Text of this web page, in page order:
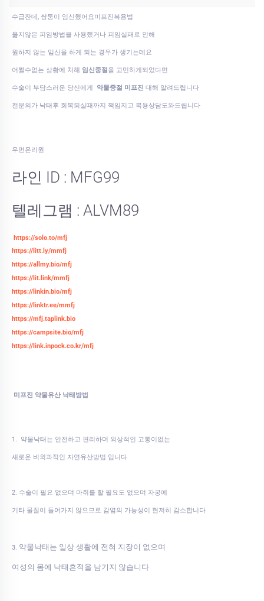
수급잔데, 쌍둥이 임신했어요미­프진복용법
옳지않은 피임방법을 사용했거나 피임실패로 인해
원하지 않는 임신을 하게 되는 경우가 생기는데요
어쩔수없는 상황에 처해 임신중절을 고민하게되었다면
수술이 부담스러운 당신에게 약물중절 미프진 대해 알려드립니다
전문의가 낙태후 회복되실때까지 책임지고 복용상담도와드립니다
우먼온리원
라인 ID : MFG99
텔레그램 : ALVM89
https://solo.to/mfj
https://litt.ly/mmfj
https://allmy.bio/mfj
https://lit.link/mmfj
https://linkin.bio/mfj
https://linktr.ee/mmfj
https://mfj.taplink.bio
https://campsite.bio/mfj
https://link.inpock.co.kr/mfj
미프진 약물유산 낙태방법
1. 약물낙태는 안전하고 편리하며 외상적인 고통이없는
새로운 비외과적인 자연유산방법 입니다
2. 수술이 필요 없으며 마취를 할 필요도 없으며 자궁에
기타 물질이 들어가지 않으므로 감염의 가능성이 현저히 감소합니다
3. 약물낙태는 일상 생활에 전혀 지장이 없으며
여성의 몸에 낙태흔적을 남기지 않습니다